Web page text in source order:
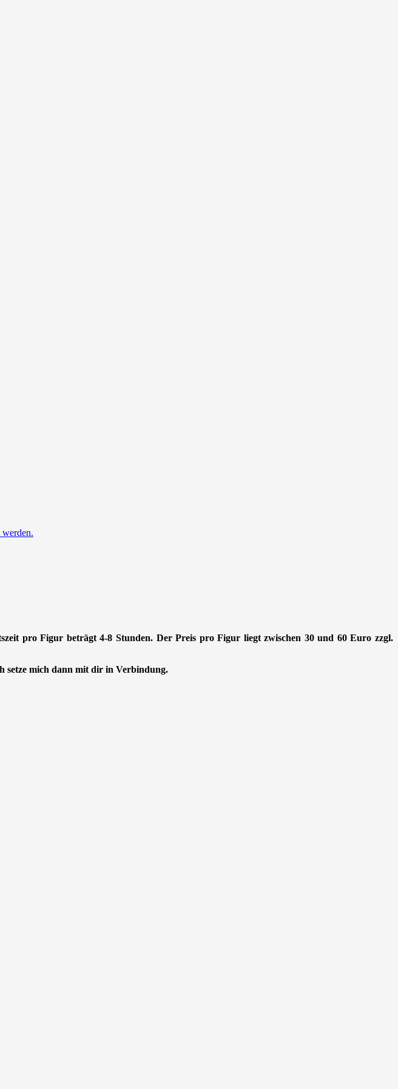
pro Figur beträgt 4-8 Stunden. Der Preis pro Figur liegt zwischen 30 und 60 Euro zzgl.
setze mich dann mit dir in Verbindung.